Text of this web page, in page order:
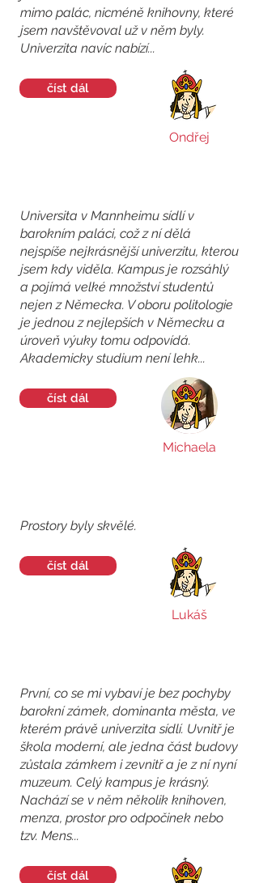
mimo palác, nicméně knihovny, které
jsem navštěvoval už v něm byly.
Univerzita navíc nabízí...
číst dál
Ondřej
Universita v Mannheimu sídlí v
barokním paláci, což z ní dělá
nejspíše nejkrásnější univerzitu, kterou
jsem kdy viděla. Kampus je rozsáhlý
a pojímá velké množství studentů
nejen z Německa. V oboru politologie
je jednou z nejlepších v Německu a
úroveň výuky tomu odpovídá.
Akademicky studium není lehk...
číst dál
Michaela
Prostory byly skvělé.
číst dál
Lukáš
První, co se mi vybaví je bez pochyby
barokní zámek, dominanta města, ve
kterém právě univerzita sídlí. Uvnitř je
škola moderní, ale jedna část budovy
zůstala zámkem i zevnitř a je z ní nyní
muzeum. Celý kampus je krásný.
Nachází se v něm několik knihoven,
menza, prostor pro odpočinek nebo
tzv. Mens...
číst dál